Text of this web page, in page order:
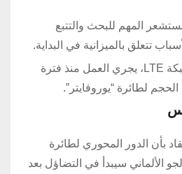
المهم للبحث والتتبع
تتعلق بالميزانية في البداية.
وبالإضافة إلى ربطها بشبكة LTE، يجري العمل منذ فترة
لطائرة “يوروفايتر”.
بأن الدور المحوري لطائرة
الألماني سيبدأ في التضاؤل ​​بعد